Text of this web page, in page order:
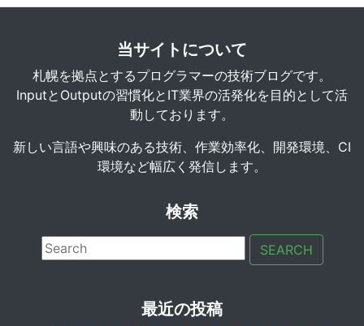
当サイトについて
札幌を拠点とするプログラマーの技術ブログです。
InputとOutputの習慣化とIT業界の活発化を目的として活
動しております。
新しい言語や興味のある技術、作業効率化、開発環境、CI
環境など幅広く発信します。
検索
SEARCH
最近の投稿